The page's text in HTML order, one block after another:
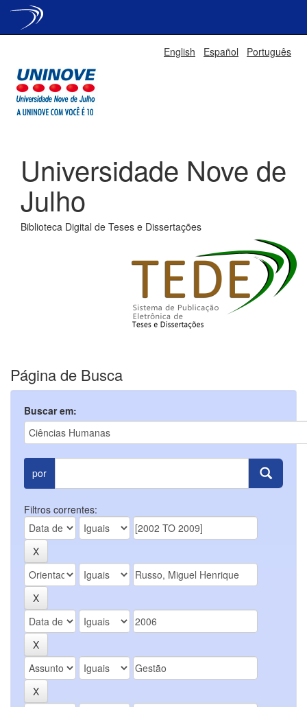
English Español Português
Universidade Nove de
Julho
Biblioteca Digital de Teses e Dissertações
Página de Busca
Buscar em:
por
Filtros correntes: